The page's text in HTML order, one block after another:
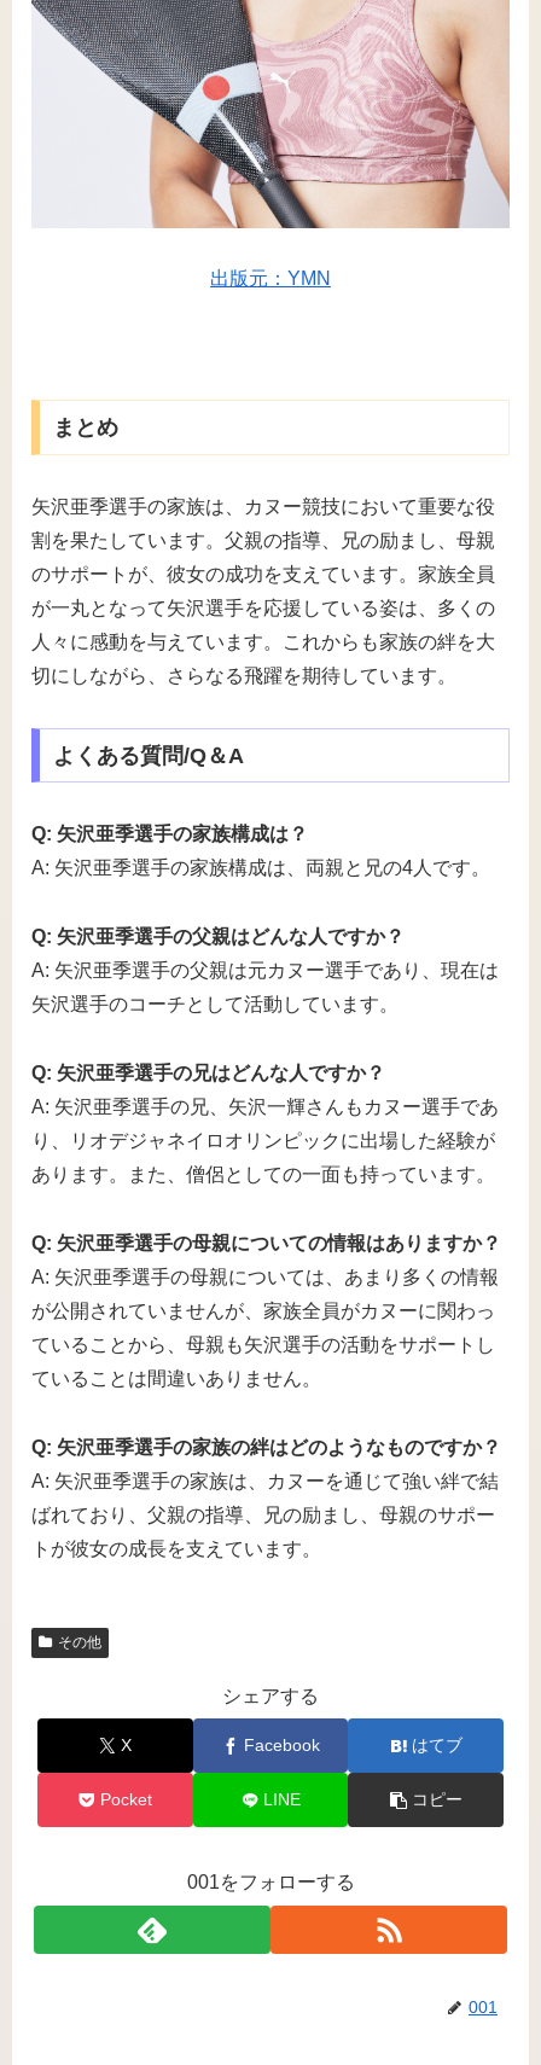
出版元：YMN
まとめ
矢沢亜季選手の家族は、カヌー競技において重要な役
割を果たしています。父親の指導、兄の励まし、母親
のサポートが、彼女の成功を支えています。家族全員
が一丸となって矢沢選手を応援している姿は、多くの
人々に感動を与えています。これからも家族の絆を大
切にしながら、さらなる飛躍を期待しています。
よくある質問/Q＆A
Q: 矢沢亜季選手の家族構成は？
A: 矢沢亜季選手の家族構成は、両親と兄の4人です。
Q: 矢沢亜季選手の父親はどんな人ですか？
A: 矢沢亜季選手の父親は元カヌー選手であり、現在は
矢沢選手のコーチとして活動しています。
Q: 矢沢亜季選手の兄はどんな人ですか？
A: 矢沢亜季選手の兄、矢沢一輝さんもカヌー選手であ
り、リオデジャネイロオリンピックに出場した経験が
あります。また、僧侶としての一面も持っています。
Q: 矢沢亜季選手の母親についての情報はありますか？
A: 矢沢亜季選手の母親については、あまり多くの情報
が公開されていませんが、家族全員がカヌーに関わっ
ていることから、母親も矢沢選手の活動をサポートし
ていることは間違いありません。
Q: 矢沢亜季選手の家族の絆はどのようなものですか？
A: 矢沢亜季選手の家族は、カヌーを通じて強い絆で結
ばれており、父親の指導、兄の励まし、母親のサポー
トが彼女の成長を支えています。
その他
シェアする
X Facebook はてブ
Pocket LINE コピー
001をフォローする
001